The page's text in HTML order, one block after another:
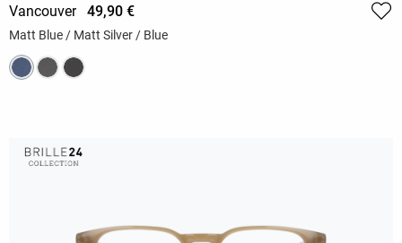
Vancouver 49,90 €
Matt Blue / Matt Silver / Blue